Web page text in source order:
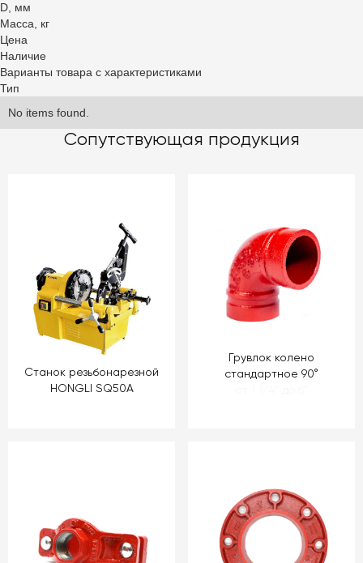
D, мм
Масса, кг
Цена
Наличие
Варианты товара с характеристиками
Тип
No items found.
Сопутствующая продукция
Станок резьбонарезной
HONGLI SQ50A
Грувлок колено
стандартное 90°